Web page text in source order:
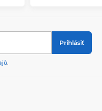
Prihlásiť
.